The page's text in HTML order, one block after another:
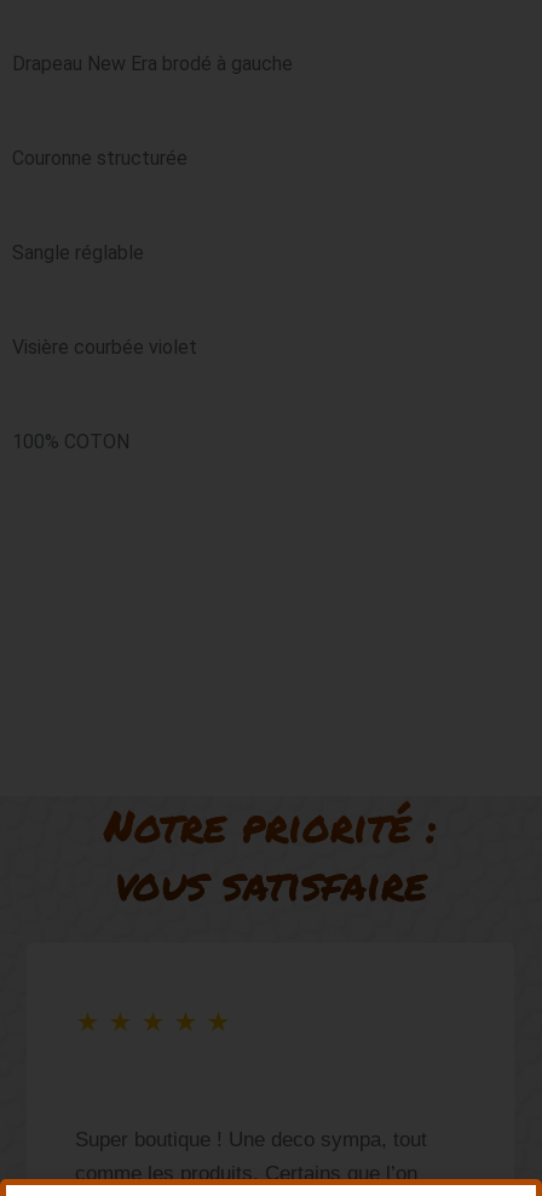
Drapeau New Era brodé à gauche
Couronne structurée
Sangle réglable
Visière courbée violet
100% COTON
Notre priorité :
vous satisfaire
★ ★ ★ ★ ★
Super boutique ! Une deco sympa, tout
comme les produits. Certains que l’on